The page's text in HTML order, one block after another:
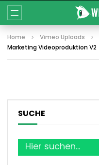
Home Vimeo Uploads
Marketing Videoproduktion V2
SUCHE